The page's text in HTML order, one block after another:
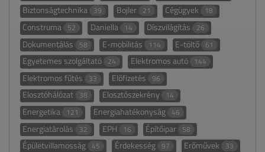
Biztonságtechnika 39 Bojler 21 Cégügyek 18
Construma 52 Daniella 14 Díszvilágítás 26
Dokumentálás 58 E-mobilitás 114 E-töltő 61
Egyetemes szolgáltató 24 Elektromos autó 144
Elektromos fűtés 33 Előfizetés 96
Elosztóhálózat 38 Elosztószekrény 14
Energetika 121 Energiahatékonyság 46
Energiatárolás 32 EPH 16 Építőipar 58
Épületvillamosság 45 Érdekesség 97 Erőművek 33